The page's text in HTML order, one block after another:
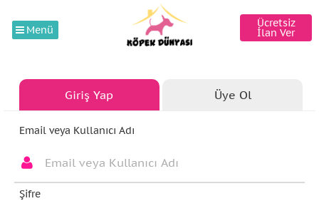
Menü
Ücretsiz
İlan Ver
Giriş Yap Üye Ol
Email veya Kullanıcı Adı
Şifre